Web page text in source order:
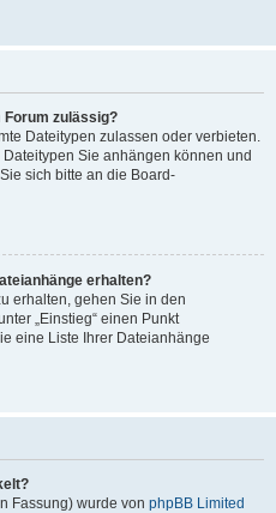
Forum zulässig?
Dateitypen zulassen oder verbieten.
Sie anhängen können und
sich bitte an die Board-
erhalten?
erhalten, gehen Sie in den
„Einstieg“ einen Punkt
eine Liste Ihrer Dateianhänge
Fassung) wurde von phpBB Limited